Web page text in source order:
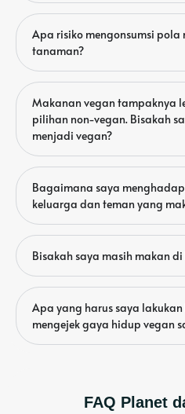
Apa risiko mengonsumsi pola
tanaman?
Makanan vegan tampaknya
pilihan non-vegan. Bisakah
menjadi vegan?
Bagaimana saya
keluarga dan teman yang
Bisakah saya masih makan
Apa yang harus saya
mengejek gaya hidup vegan
FAQ Planet